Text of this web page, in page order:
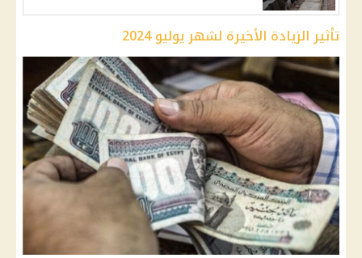
تأثير الزيادة الأخيرة لشهر يوليو 2024